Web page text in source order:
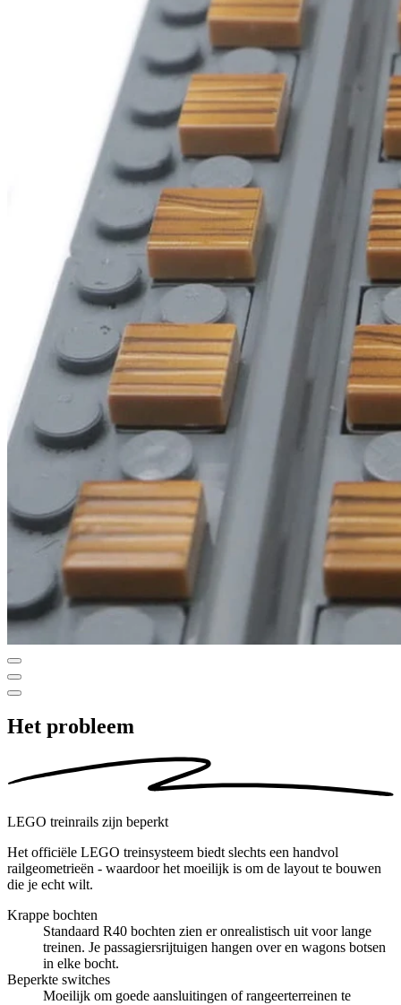
Het probleem
LEGO treinrails zijn beperkt
Het officiële LEGO treinsysteem biedt slechts een handvol
railgeometrieën - waardoor het moeilijk is om de layout te bouwen
die je echt wilt.
Krappe bochten
Standaard R40 bochten zien eronrealistisch uit voor lange
treinen. Je passagiersrijtuigen hangen over en wagons botsen
in elke bocht.
Beperkte switches
Moeilijk om goede aansluitingen of rangeerterreinen te